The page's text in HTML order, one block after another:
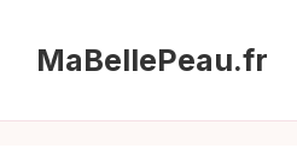
contenuMaBellePeau.fr